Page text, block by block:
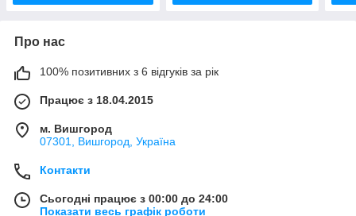
Про нас
100% позитивних з 6 відгуків за рік
Працює з 18.04.2015
м. Вишгород
07301, Вишгород, Україна
Контакти
Сьогодні працює з 00:00 до 24:00
Показати весь графік роботи